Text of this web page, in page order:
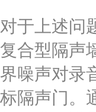
对于上述问
复合型隔声
界噪声对录
标隔声门。